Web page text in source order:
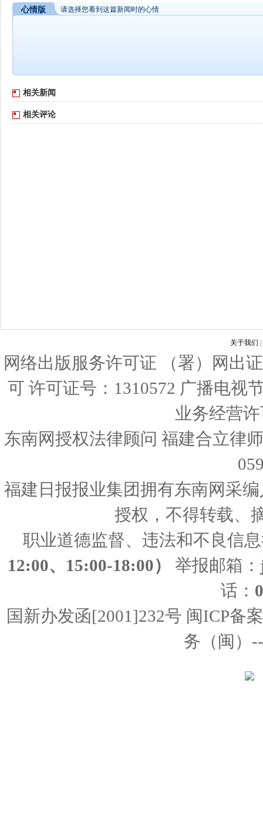
心情版 请选择您看到这篇新闻时的心情
相关新闻
相关评论
关于我们
网络出版服务许可证 （署）网出
可 许可证号：1310572 广播电视
业务经营
东南网授权法律顾问 福建合立律
福建日报报业集团拥有东南网采
授权，不得转载、
职业道德监督、违法和不良信
12:00、15:00-18:00）
举报邮箱：
话：
国新办发函[2001]232号 闽ICP备
务（闽）